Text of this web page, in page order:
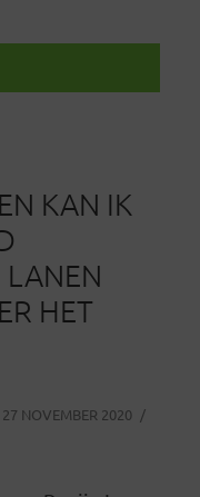
KAN IK
LANEN
HET
27 NOVEMBER 2020